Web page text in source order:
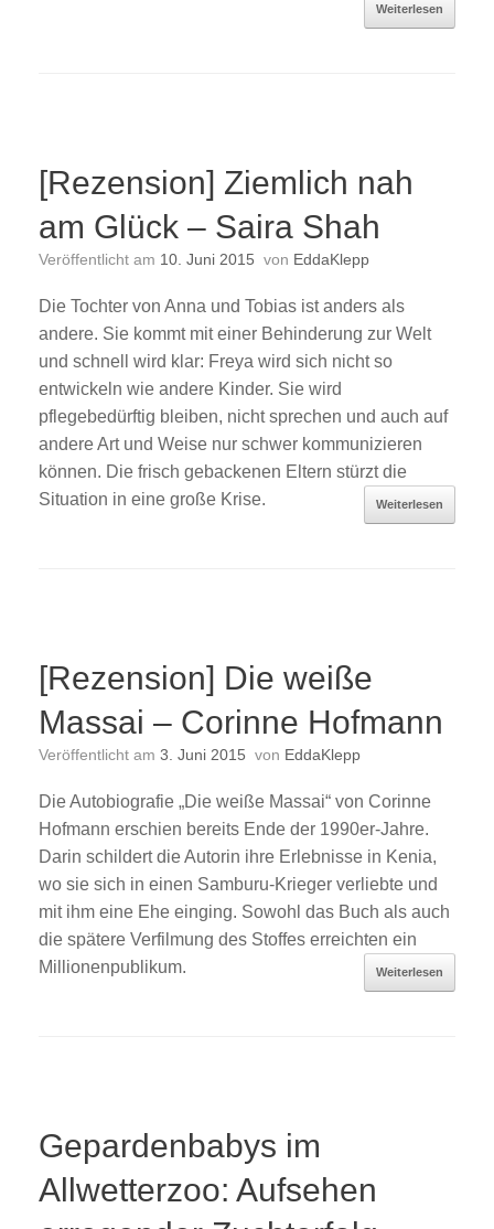
Weiterlesen
[Rezension] Ziemlich nah
am Glück – Saira Shah
Veröffentlicht am 10. Juni 2015 von EddaKlepp
Die Tochter von Anna und Tobias ist anders als
andere. Sie kommt mit einer Behinderung zur Welt
und schnell wird klar: Freya wird sich nicht so
entwickeln wie andere Kinder. Sie wird
pflegebedürftig bleiben, nicht sprechen und auch auf
andere Art und Weise nur schwer kommunizieren
können. Die frisch gebackenen Eltern stürzt die
Situation in eine große Krise.
Weiterlesen
[Rezension] Die weiße
Massai – Corinne Hofmann
Veröffentlicht am 3. Juni 2015 von EddaKlepp
Die Autobiografie „Die weiße Massai“ von Corinne
Hofmann erschien bereits Ende der 1990er-Jahre.
Darin schildert die Autorin ihre Erlebnisse in Kenia,
wo sie sich in einen Samburu-Krieger verliebte und
mit ihm eine Ehe einging. Sowohl das Buch als auch
die spätere Verfilmung des Stoffes erreichten ein
Millionenpublikum.
Weiterlesen
Gepardenbabys im
Allwetterzoo: Aufsehen